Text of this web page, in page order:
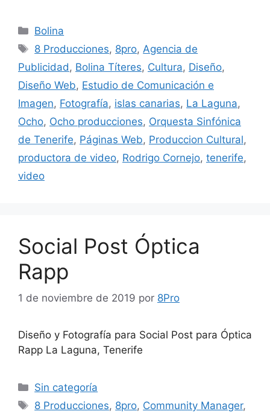
Bolina
8 Producciones, 8pro, Agencia de
Publicidad , Bolina Títeres, Cultura, Diseño,
Diseño Web, Estudio de Comunicación e
Imagen, Fotografía, islas canarias, La Laguna,
Ocho, Ocho producciones, Orquesta Sinfónica
de Tenerife, Páginas Web, Produccion Cultural,
productora de video, Rodrigo Cornejo, tenerife,
video
Social Post Óptica
Rapp
1 de noviembre de 2019 por 8Pro
Diseño y Fotografía para Social Post para Óptica
Rapp La Laguna, Tenerife
Sin categoría
8 Producciones, 8pro, Community Manager,